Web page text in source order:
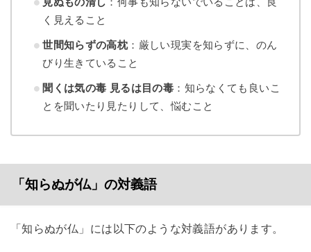
く見えること
世間知らずの高枕：厳しい現実を知らずに、のん
びり生きていること
聞くは気の毒 見るは目の毒 ：知らなくても良いこ
とを聞いたり見たりして、悩むこと
「知らぬが仏」の対義語
「知らぬが仏」には以下のような対義語があります。